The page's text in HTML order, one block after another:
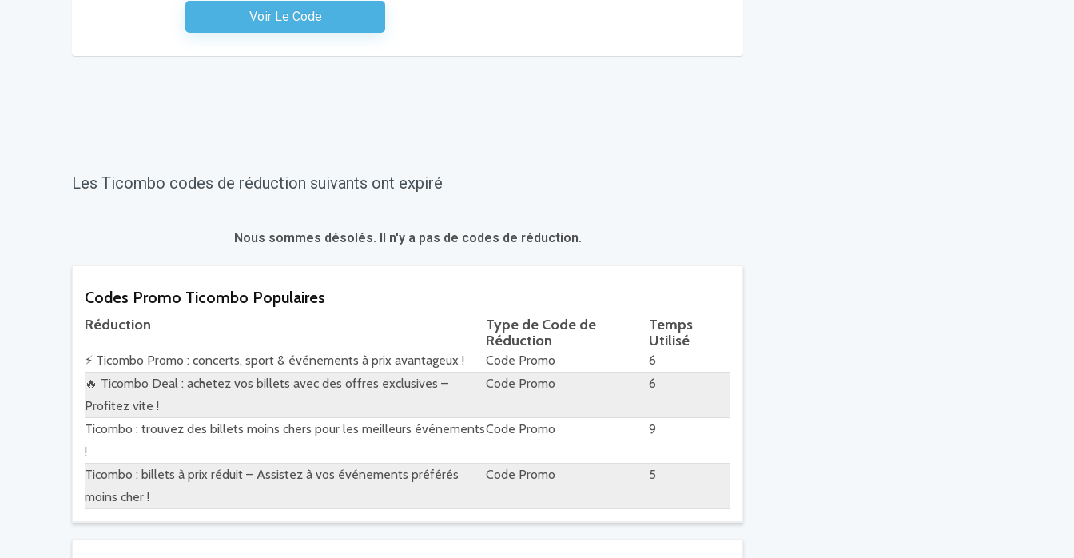
Voir Le Code
Aucun Code N'est Nécessaire
Les Ticombo codes de réduction suivants ont expiré
Nous sommes désolés. Il n'y a pas de codes de réduction.
Codes Promo Ticombo Populaires
Réduction
Type de Code de
Réduction
Temps
Utilisé
⚡ Ticombo Promo : concerts, sport & événements à prix avantageux ! Code Promo
6
🔥 Ticombo Deal : achetez vos billets avec des offres exclusives –
Profitez vite !
Code Promo 6
Ticombo : trouvez des billets moins chers pour les meilleurs événements
!
Code Promo 9
Ticombo : billets à prix réduit – Assistez à vos événements préférés
moins cher !
Code Promo 5